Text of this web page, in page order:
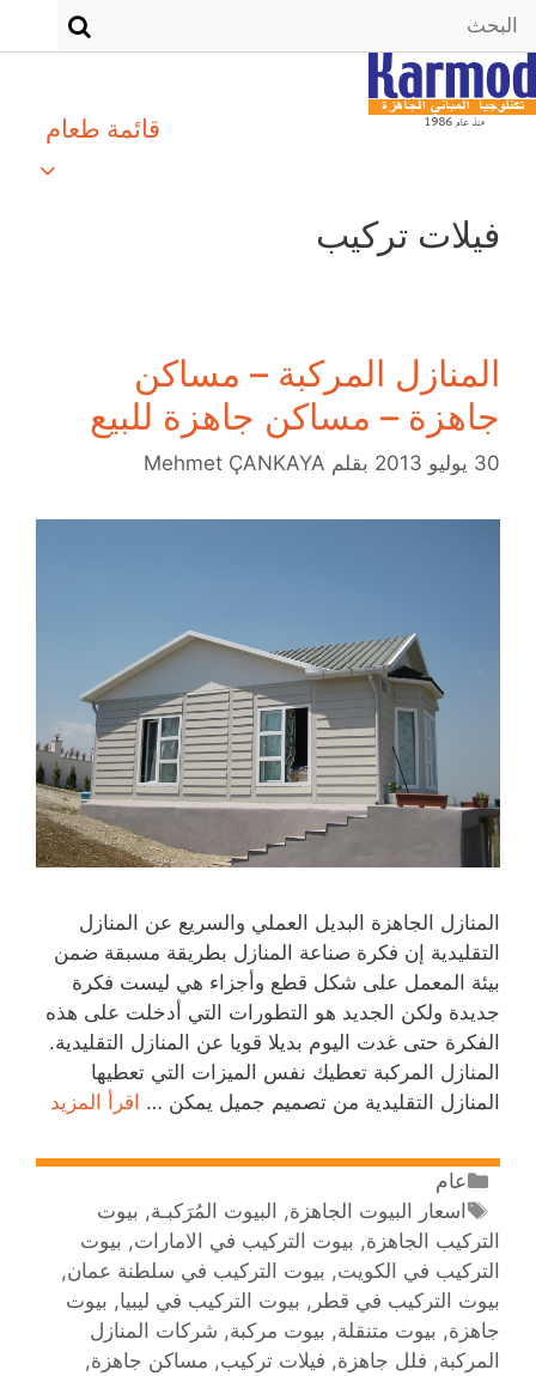
قائمة طعام
فيلات تركيب
المنازل المركبة – مساكن
جاهزة – مساكن جاهزة للبيع
30 يوليو 2013 بقلم Mehmet ÇANKAYA
المنازل الجاهزة البديل العملي والسريع عن المنازل
التقليدية إن فكرة صناعة المنازل بطريقة مسبقة ضمن
بيئة المعمل على شكل قطع وأجزاء هي ليست فكرة
جديدة ولكن الجديد هو التطورات التي أدخلت على هذه
الفكرة حتى غدت اليوم بديلا قويا عن المنازل التقليدية.
المنازل المركبة تعطيك نفس الميزات التي تعطيها
المنازل التقليدية من تصميم جميل يمكن … اقرأ المزيد
عام
اسعار البيوت الجاهزة, البيوت المُرَكبـة, بيوت
التركيب الجاهزة, بيوت التركيب في الامارات, بيوت
التركيب في الكويت, بيوت التركيب في سلطنة عمان,
بيوت التركيب في قطر , بيوت التركيب في ليبيا, بيوت
جاهزة, بيوت متنقلة, بيوت مركبة, شركات المنازل
المركبة, فلل جاهزة, فيلات تركيب, مساكن جاهزة,